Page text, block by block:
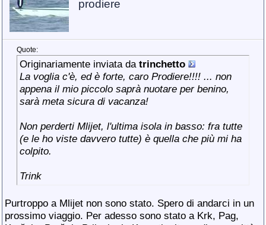
prodiere
Quote:
Originariamente inviata da trinchetto
La voglia c'è, ed è forte, caro Prodiere!!!! ... non
appena il mio piccolo saprà nuotare per benino,
sarà meta sicura di vacanza!
Non perderti Mlijet, l'ultima isola in basso: fra tutte
(e le ho viste davvero tutte) è quella che più mi ha
colpito.
Trink
Purtroppo a Mlijet non sono stato. Spero di andarci in un
prossimo viaggio. Per adesso sono stato a Krk, Pag,